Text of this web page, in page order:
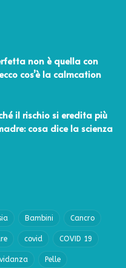
non è quella con
cos’è la calmcation
il rischio si eredita più
cosa dice la scienza
Bambini Cancro
covid COVID 19
Pelle